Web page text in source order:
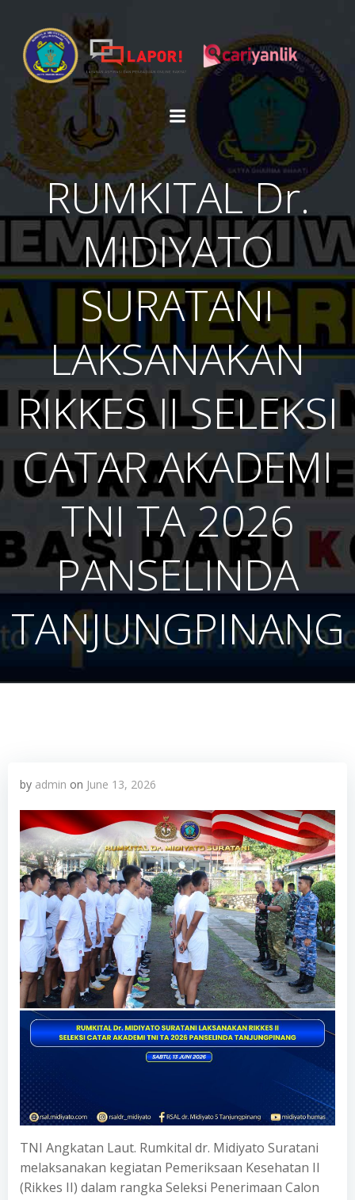
content
RUMKITAL Dr.
MIDIYATO
SURATANI
LAKSANAKAN
RIKKES II SELEKSI
CATAR AKADEMI
TNI TA 2026
PANSELINDA
TANJUNGPINANG
by admin on June 13, 2026
TNI Angkatan Laut. Rumkital dr. Midiyato Suratani
melaksanakan kegiatan Pemeriksaan Kesehatan II
(Rikkes II) dalam rangka Seleksi Penerimaan Calon